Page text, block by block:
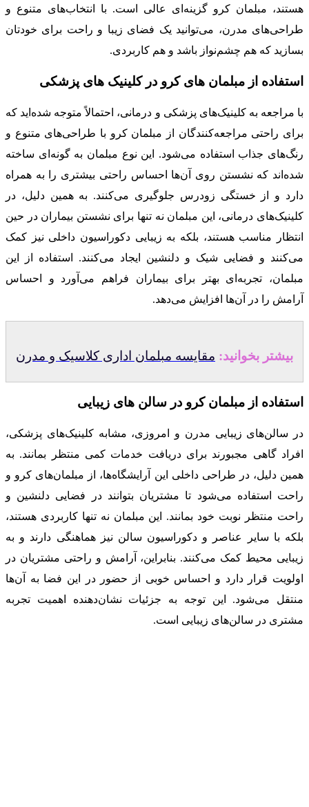
هستند، مبلمان کرو گزینه‌ای عالی است. با انتخاب‌های متنوع و
طراحی‌های مدرن، می‌توانید یک فضای زیبا و راحت برای خودتان
بسازید که هم چشم‌نواز باشد و هم کاربردی.
استفاده از مبلمان‌ های کرو در کلینیک‌ های پزشکی
با مراجعه به کلینیک‌های پزشکی و درمانی، احتمالاً متوجه شده‌اید که
برای راحتی مراجعه‌کنندگان از مبلمان کرو با طراحی‌های متنوع و
رنگ‌های جذاب استفاده می‌شود. این نوع مبلمان به گونه‌ای ساخته
شده‌اند که نشستن روی آن‌ها احساس راحتی بیشتری را به همراه
دارد و از خستگی زودرس جلوگیری می‌کنند. به همین دلیل، در
کلینیک‌های درمانی، این مبلمان نه تنها برای نشستن بیماران در حین
انتظار مناسب هستند، بلکه به زیبایی دکوراسیون داخلی نیز کمک
می‌کنند و فضایی شیک و دلنشین ایجاد می‌کنند. استفاده از این
مبلمان، تجربه‌ای بهتر برای بیماران فراهم می‌آورد و احساس
آرامش را در آن‌ها افزایش می‌دهد.
بیشتر بخوانید: مقایسه مبلمان اداری کلاسیک و مدرن
استفاده از مبلمان کرو در سالن‌ های زیبایی
در سالن‌های زیبایی مدرن و امروزی، مشابه کلینیک‌های پزشکی،
افراد گاهی مجبورند برای دریافت خدمات کمی منتظر بمانند. به
همین دلیل، در طراحی داخلی این آرایشگاه‌ها، از مبلمان‌های کرو و
راحت استفاده می‌شود تا مشتریان بتوانند در فضایی دلنشین و
راحت منتظر نوبت خود بمانند. این مبلمان نه تنها کاربردی هستند،
بلکه با سایر عناصر و دکوراسیون سالن نیز هماهنگی دارند و به
زیبایی محیط کمک می‌کنند. بنابراین، آرامش و راحتی مشتریان در
اولویت قرار دارد و احساس خوبی از حضور در این فضا به آن‌ها
منتقل می‌شود. این توجه به جزئیات نشان‌دهنده اهمیت تجربه
مشتری در سالن‌های زیبایی است.